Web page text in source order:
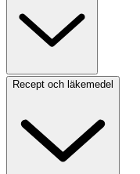
Recept och läkemedel